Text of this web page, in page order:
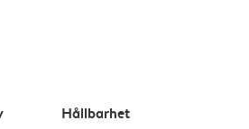
Hållbarhet